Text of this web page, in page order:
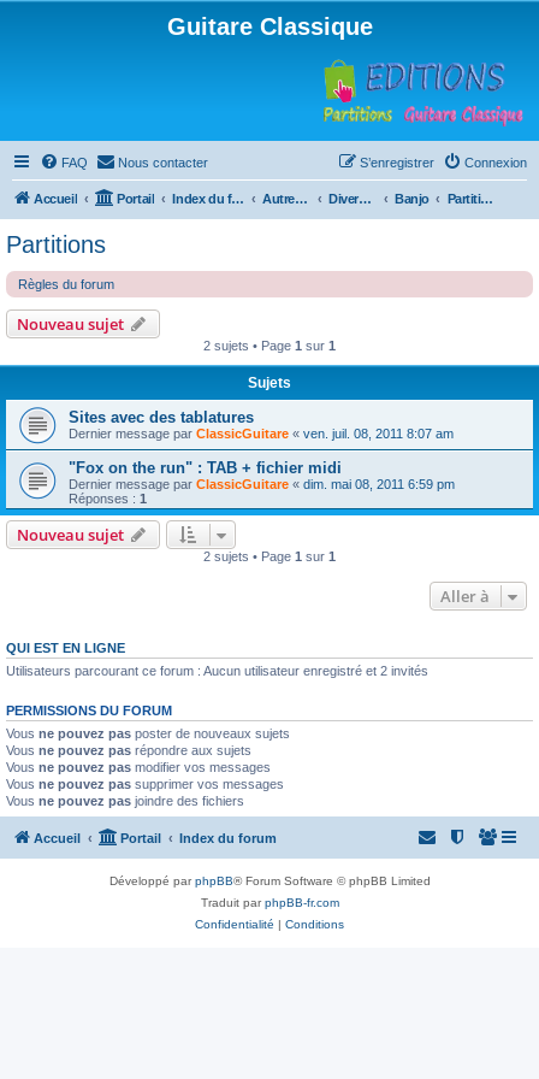
Guitare Classique
FAQ Nous contacter Connexion
S’enregistrer
Accueil Portail Index du forum Autres instruments à cordes pincées, ou styles Divers instruments Banjo Partitions
Partitions
Règles du forum
Nouveau sujet
2 sujets • Page 1 sur 1
Sujets
Sites avec des tablatures
Dernier message par ClassicGuitare « ven. juil. 08, 2011 8:07 am
"Fox on the run" : TAB + fichier midi
Dernier message par ClassicGuitare « dim. mai 08, 2011 6:59 pm
Réponses : 1
Nouveau sujet
2 sujets • Page 1 sur 1
Aller à
QUI EST EN LIGNE
Utilisateurs parcourant ce forum : Aucun utilisateur enregistré et 2 invités
PERMISSIONS DU FORUM
Vous ne pouvez pas poster de nouveaux sujets
Vous ne pouvez pas répondre aux sujets
Vous ne pouvez pas modifier vos messages
Vous ne pouvez pas supprimer vos messages
Vous ne pouvez pas joindre des fichiers
Accueil Portail Index du forum
Développé parphpBB® Forum Software © phpBB Limited
Traduit parphpBB-fr.com
Confidentialité | Conditions